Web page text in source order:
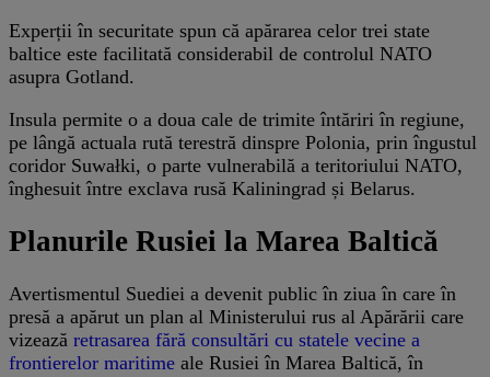
Experții în securitate spun că apărarea celor trei state
baltice este facilitată considerabil de controlul NATO
asupra Gotland.
Insula permite o a doua cale de trimite întăriri în regiune,
pe lângă actuala rută terestră dinspre Polonia, prin îngustul
coridor Suwałki, o parte vulnerabilă a teritoriului NATO,
înghesuit între exclava rusă Kaliningrad și Belarus.
Planurile Rusiei la Marea Baltică
Avertismentul Suediei a devenit public în ziua în care în
presă a apărut un plan al Ministerului rus al Apărării care
vizează retrasarea fără consultări cu statele vecine a
frontierelor maritime ale Rusiei în Marea Baltică, în